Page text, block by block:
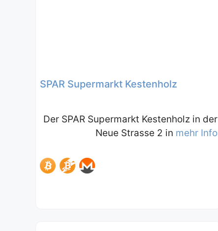
SPAR Supermarkt Kestenholz
Der SPAR Supermarkt Kestenholz in der
Neue Strasse 2 in mehr Info